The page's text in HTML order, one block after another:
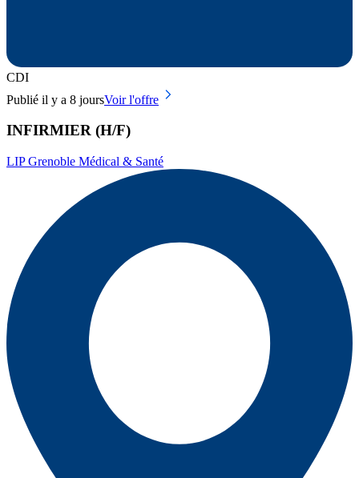
CDI
Publié il y a 8 joursVoir l'offre
INFIRMIER (H/F)
LIP Grenoble Médical & Santé